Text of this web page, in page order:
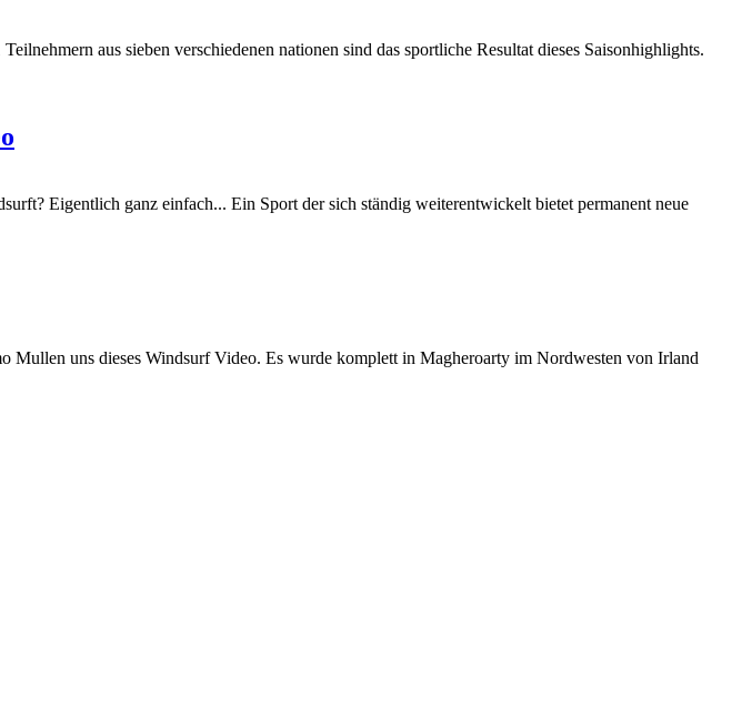
aus sieben verschiedenen nationen sind das sportliche Resultat dieses Saisonhighlights.
Eigentlich ganz einfach... Ein Sport der sich ständig weiterentwickelt bietet permanent neue
Mullen uns dieses Windsurf Video. Es wurde komplett in Magheroarty im Nordwesten von Irland